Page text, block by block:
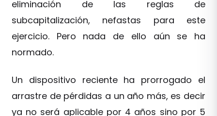
eliminación de las reglas de
subcapitalización, nefastas para este
ejercicio. Pero nada de ello aún se ha
normado.
Un dispositivo reciente ha prorrogado el
arrastre de pérdidas a un año más, es decir
ya no será aplicable por 4 años sino por 5